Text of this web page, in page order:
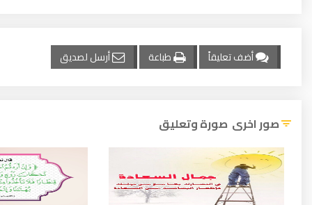
أضف تعليقاً طباعة أرسل لصديق
صور اخرى صورة وتعليق